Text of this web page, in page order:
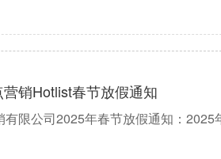
销Hotlist春节放假通知
限公司2025年春节放假通知：2025